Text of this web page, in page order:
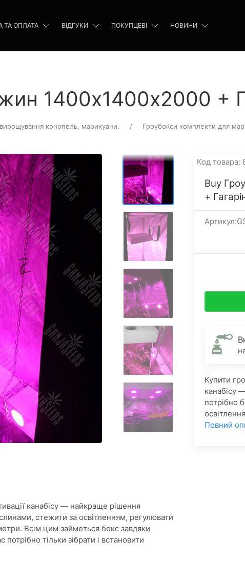
ТА ОПЛАТА ВІДГУКИ ПОКУПЦЕВІ НОВИНИ
1400х1400х2000 +
конопель, марихуани. Гроубокси комплекти для
канабісу — найкраще рішення
стежити за освітленням, регулювати
Всім цим займеться бокс завдяки
тільки зібрати і встановити
Код товара:
Buy
+
Купити
канабісу
потрібно
Повний